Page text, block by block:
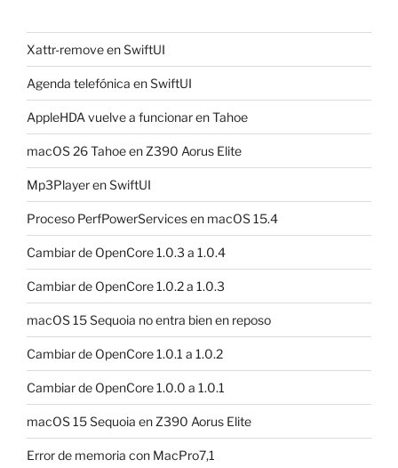
Xattr-remove en SwiftUI
Agenda telefónica en SwiftUI
AppleHDA vuelve a funcionar en Tahoe
macOS 26 Tahoe en Z390 Aorus Elite
Mp3Player en SwiftUI
Proceso PerfPowerServices en macOS 15.4
Cambiar de OpenCore 1.0.3 a 1.0.4
Cambiar de OpenCore 1.0.2 a 1.0.3
macOS 15 Sequoia no entra bien en reposo
Cambiar de OpenCore 1.0.1 a 1.0.2
Cambiar de OpenCore 1.0.0 a 1.0.1
macOS 15 Sequoia en Z390 Aorus Elite
Error de memoria con MacPro7,1